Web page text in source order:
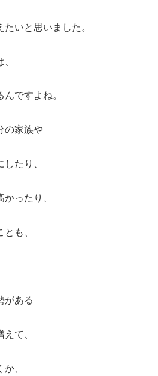
いと思いました。
ですよね。
の家族や
たり、
ったり、
も、
がある
て、
、